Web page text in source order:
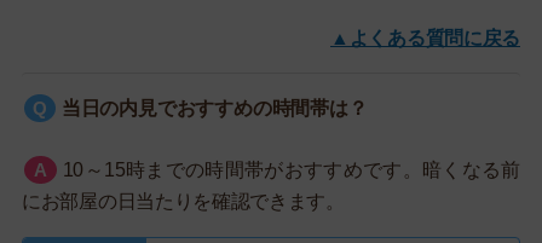
▲よくある質問に戻る
当日の内見でおすすめの時間帯は？
10～15時までの時間帯がおすすめです。暗くなる前
にお部屋の日当たりを確認できます。